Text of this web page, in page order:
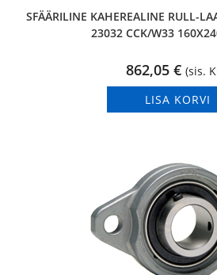
SFÄÄRILINE KAHEREALINE RULL-
23032 CCK/W33
862,05 € (sis.
LISA KORVI